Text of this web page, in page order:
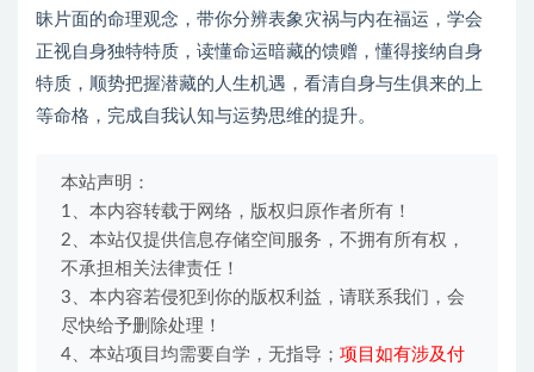
昧片面的命理观念，带你分辨表象灾祸与内在福运，学会
正视自身独特特质，读懂命运暗藏的馈赠，懂得接纳自身
特质，顺势把握潜藏的人生机遇，看清自身与生俱来的上
等命格，完成自我认知与运势思维的提升。
本站声明：
1、本内容转载于网络，版权归原作者所有！
2、本站仅提供信息存储空间服务，不拥有所有权，
不承担相关法律责任！
3、本内容若侵犯到你的版权利益，请联系我们，会
尽快给予删除处理！
4、本站项目均需要自学，无指导； 项目如有涉及付